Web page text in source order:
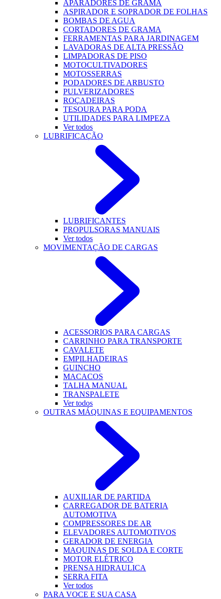
APARADORES DE GRAMA
ASPIRADOR E SOPRADOR DE FOLHAS
BOMBAS DE AGUA
CORTADORES DE GRAMA
FERRAMENTAS PARA JARDINAGEM
LAVADORAS DE ALTA PRESSÃO
LIMPADORAS DE PISO
MOTOCULTIVADORES
MOTOSSERRAS
PODADORES DE ARBUSTO
PULVERIZADORES
ROÇADEIRAS
TESOURA PARA PODA
UTILIDADES PARA LIMPEZA
Ver todos
LUBRIFICAÇÃO
LUBRIFICANTES
PROPULSORAS MANUAIS
Ver todos
MOVIMENTAÇÃO DE CARGAS
ACESSORIOS PARA CARGAS
CARRINHO PARA TRANSPORTE
CAVALETE
EMPILHADEIRAS
GUINCHO
MACACOS
TALHA MANUAL
TRANSPALETE
Ver todos
OUTRAS MÁQUINAS E EQUIPAMENTOS
AUXILIAR DE PARTIDA
CARREGADOR DE BATERIA
AUTOMOTIVA
COMPRESSORES DE AR
ELEVADORES AUTOMOTIVOS
GERADOR DE ENERGIA
MAQUINAS DE SOLDA E CORTE
MOTOR ELÉTRICO
PRENSA HIDRAULICA
SERRA FITA
Ver todos
PARA VOCE E SUA CASA